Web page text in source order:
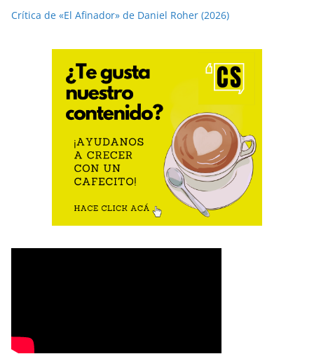
Crítica de «El Afinador» de Daniel Roher (2026)